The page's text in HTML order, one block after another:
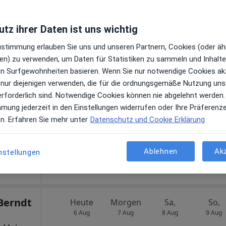
Heute
6 Aug
Morgen
7 Aug
Sa,
8 Aug
So,
9 Aug
Online-Terminbuchung nicht verfügbar
Terminanfrage senden
Heute
6 Aug
Morgen
7 Aug
Sa,
8 Aug
So,
9 Aug
ihrer Daten ist uns wichtig
erlauben Sie uns und unseren Partnern, Cookies (oder
zu verwenden, um Daten für Statistiken zu sammeln und
Surfgewohnheiten basieren. Wenn Sie nur notwendige Cookies
diejenigen verwenden, die für die ordnungsgemäße Nutzung
sind. Notwendige Cookies können nie abgelehnt werden.
jederzeit in den Einstellungen widerrufen oder Ihre
Erfahren Sie mehr unter Datenschutz und Cookie Erklärung
Ablehnen